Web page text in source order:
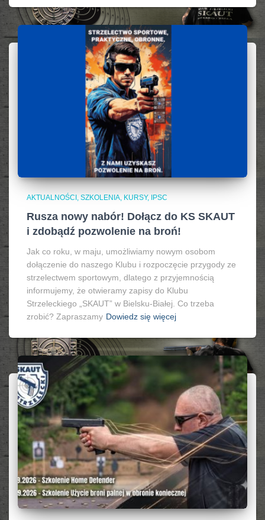
AKTUALNOŚCI, SZKOLENIA, KURSY, IPSC
Rusza nowy nabór! Dołącz do KS SKAUT
i zdobądź pozwolenie na broń!
Jak co roku, w maju, umożliwiamy nowym osobom
dołączenie do naszego Klubu i rozpoczęcie przygody ze
strzelectwem sportowym, dlatego z przyjemnością
informujemy, że otwieramy zapisy do Klubu
Strzeleckiego „SKAUT” w Bielsku-Białej. Co trzeba
zrobić? Zapraszamy Dowiedz się więcej